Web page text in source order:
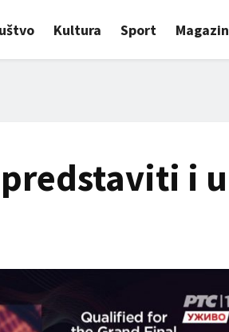
Kultura Sport Magazin
predstaviti i u